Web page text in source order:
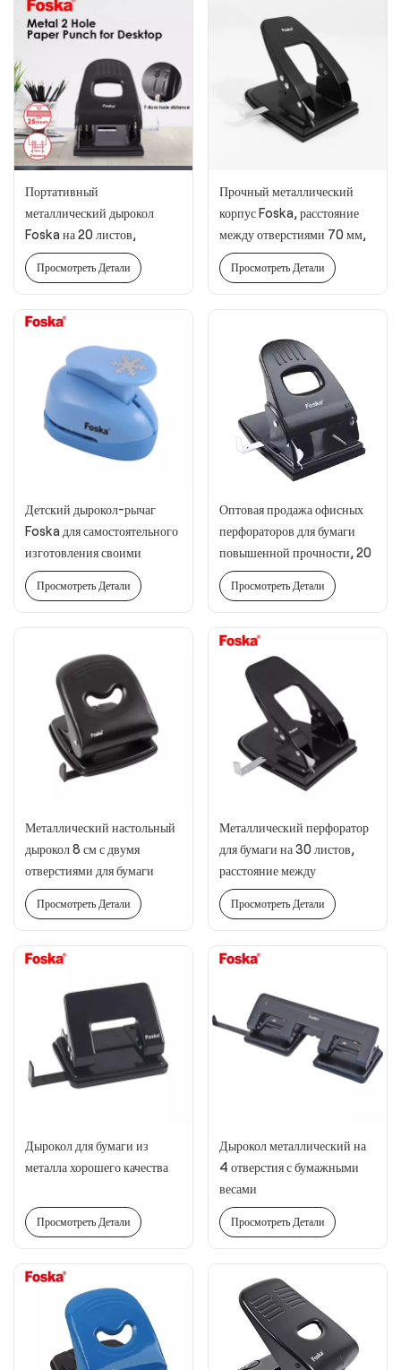
Портативный
металлический дырокол
Foska на 20 листов,
расстояние между
отверстиями 70 мм/80 мм.
Просмотреть Детали
Прочный металлический
корпус Foska, расстояние
между отверстиями 70 мм,
дырокол на 2 отверстия.
Просмотреть Детали
Детский дырокол-рычаг
Foska для самостоятельного
изготовления своими
руками
Просмотреть Детали
Оптовая продажа офисных
перфораторов для бумаги
повышенной прочности, 20
листов, 7-8 см,
регулируемый диаметр.
Просмотреть Детали
Металлический настольный
дырокол 8 см с двумя
отверстиями для бумаги
Просмотреть Детали
Металлический перфоратор
для бумаги на 30 листов,
расстояние между
отверстиями 70 мм.
Просмотреть Детали
Дырокол для бумаги из
металла хорошего качества
Просмотреть Детали
Дырокол металлический на
4 отверстия с бумажными
весами
Просмотреть Детали